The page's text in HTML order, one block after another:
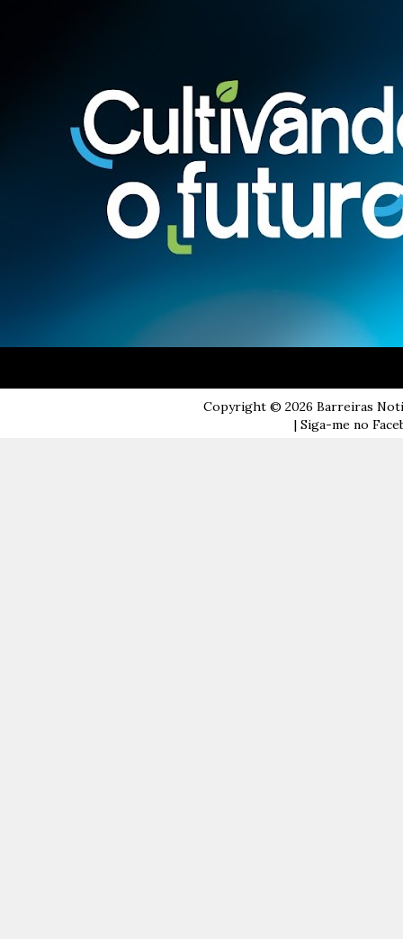
Copyright © 2026 Barreiras
| Siga-me no